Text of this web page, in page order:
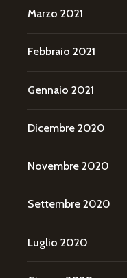
Marzo 2021
Febbraio 2021
Gennaio 2021
Dicembre 2020
Novembre 2020
Settembre 2020
Luglio 2020